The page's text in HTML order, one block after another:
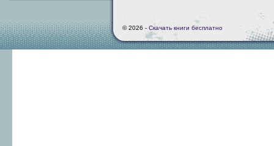
© 2026 - Скачать книги бесплатно